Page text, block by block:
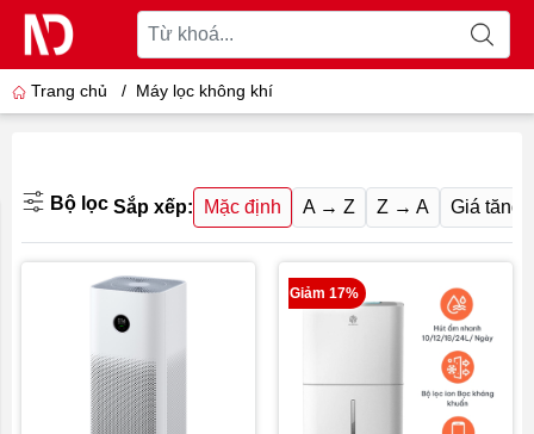
Trang chủ / Máy lọc không khí
Bộ lọc Sắp xếp: Mặc định A → Z Z → A Giá tăng
Giảm 17%